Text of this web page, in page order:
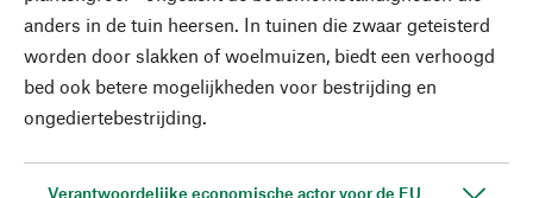
anders in de tuin heersen. In tuinen die zwaar geteisterd
worden door slakken of woelmuizen, biedt een verhoogd
bed ook betere mogelijkheden voor bestrijding en
ongediertebestrijding.
Verantwoordelijke economische actor voor de EU